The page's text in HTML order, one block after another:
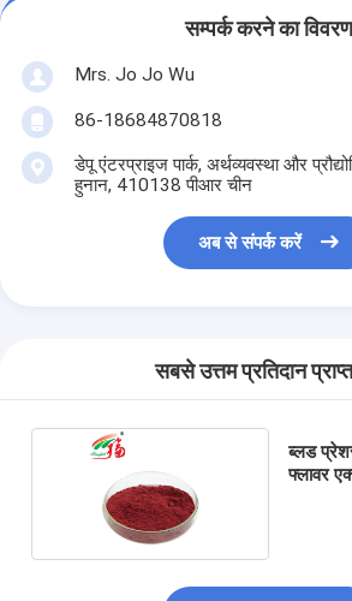
सम्पर्क करने का विवरण
Mrs. Jo Jo Wu
86-18684870818
डेपू एंटरप्राइज पार्क, अर्थव्यवस्था और
हुनान, 410138 पीआर चीन
अब से संपर्क करें
सबसे उत्तम प्रतिदान
ब्लड
फ्लावर